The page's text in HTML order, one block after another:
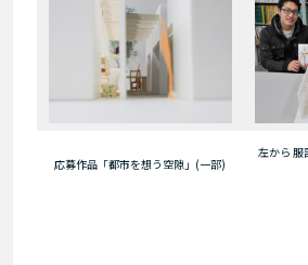
応募作品「都市を想う空隙」(一部)
左から 服